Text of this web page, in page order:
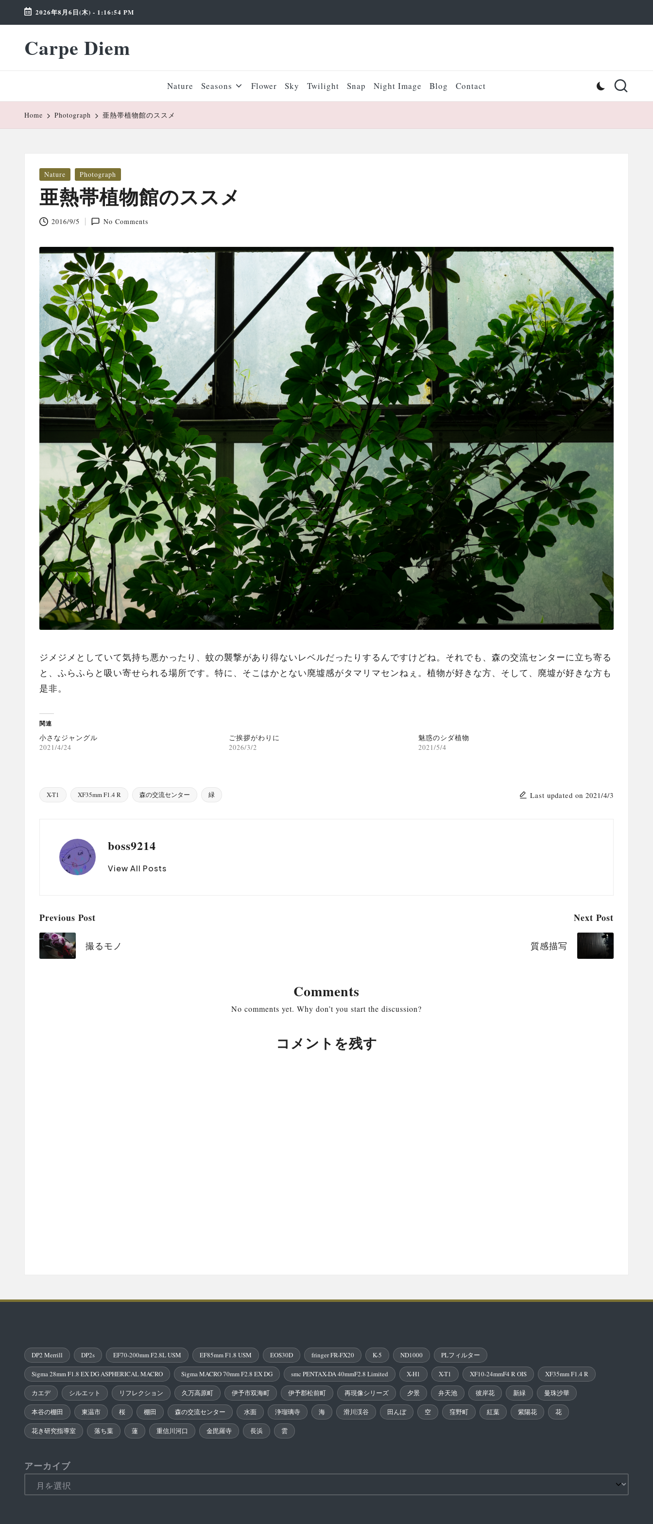
Skip
content
2026年8月6日(木) - 1:16:55 PM
Carpe Diem
Weekend
Wonderland
Nature Seasons Flower Sky Twilight Snap Night Image Blog Contact
Home Photograph 亜熱帯植物館のススメ
Posted
in
Nature Photograph
亜熱帯植物館のススメ
2016/9/5 No Comments
ジメジメとしていて気持ち悪かったり、蚊の襲撃があり得ないレベルだったりするんですけどね。それでも、森の交流センターに立ち寄る
と、ふらふらと吸い寄せられる場所です。特に、そこはかとない廃墟感がタマリマセンねぇ。植物が好きな方、そして、廃墟が好きな方も
是非。
関連
小さなジャングル
2021/4/24
ご挨拶がわりに
2026/3/2
魅惑のシダ植物
2021/5/4
Tags:
X-T1 XF35mm F1.4 R 森の交流センター 緑 Last updated on 2021/4/3
boss9214
View All Posts
Post
navigation
Previous Post
撮るモノ
Next Post
質感描写
Comments
No comments yet. Why don’t you start the discussion?
コメントを残す
DP2 Merrill DP2s EF70-200mm F2.8L USM EF85mm F1.8 USM EOS30D fringer FR-FX20 K-5 ND1000 PLフィルター
Sigma 28mm F1.8 EX DG ASPHERICAL MACRO Sigma MACRO 70mm F2.8 EX DG smc PENTAX-DA 40mmF2.8 Limited X-H1 X-T1 XF10-24mmF4 R OIS XF35mm F1.4 R
カエデ シルエット リフレクション 久万高原町 伊予市双海町 伊予郡松前町 再現像シリーズ 夕景 弁天池 彼岸花 新緑 曼珠沙華
本谷の棚田 東温市 桜 棚田 森の交流センター 水面 浄瑠璃寺 海 滑川渓谷 田んぼ 空 窪野町 紅葉 紫陽花 花
花き研究指導室 落ち葉 蓮 重信川河口 金毘羅寺 長浜 雲
アーカイブ